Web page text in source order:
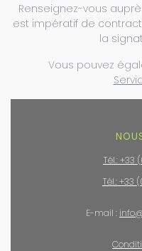
Renseignez-vous
est impératif de
la
Vous pouvez
Tél.: +33
Tél.: +33
E-mail :